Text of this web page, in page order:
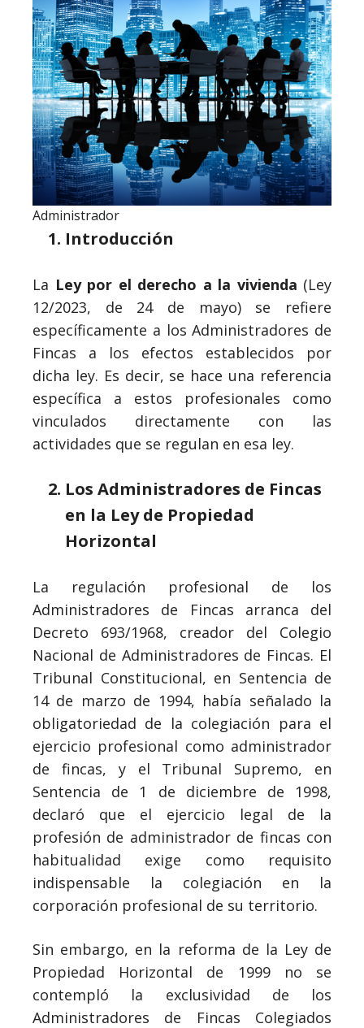
Administrador
Introducción
La Ley por el derecho a la vivienda (Ley
12/2023, de 24 de mayo) se refiere
específicamente a los Administradores de
Fincas a los efectos establecidos por
dicha ley. Es decir, se hace una referencia
específica a estos profesionales como
vinculados directamente con las
actividades que se regulan en esa ley.
Los Administradores de Fincas
en la Ley de Propiedad
Horizontal
La regulación profesional de los
Administradores de Fincas arranca del
Decreto 693/1968, creador del Colegio
Nacional de Administradores de Fincas. El
Tribunal Constitucional, en Sentencia de
14 de marzo de 1994, había señalado la
obligatoriedad de la colegiación para el
ejercicio profesional como administrador
de fincas, y el Tribunal Supremo, en
Sentencia de 1 de diciembre de 1998,
declaró que el ejercicio legal de la
profesión de administrador de fincas con
habitualidad exige como requisito
indispensable la colegiación en la
corporación profesional de su territorio.
Sin embargo, en la reforma de la Ley de
Propiedad Horizontal de 1999 no se
contempló la exclusividad de los
Administradores de Fincas Colegiados